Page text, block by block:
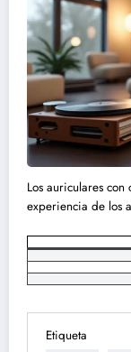
Los auriculares
experiencia de los
Etiqueta